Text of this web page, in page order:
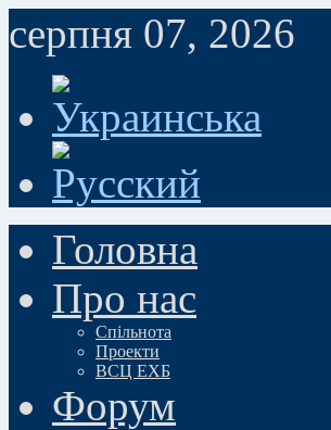
серпня 07, 2026
Головна
Про нас
Спільнота
Проекти
ВСЦ ЕХБ
Форум